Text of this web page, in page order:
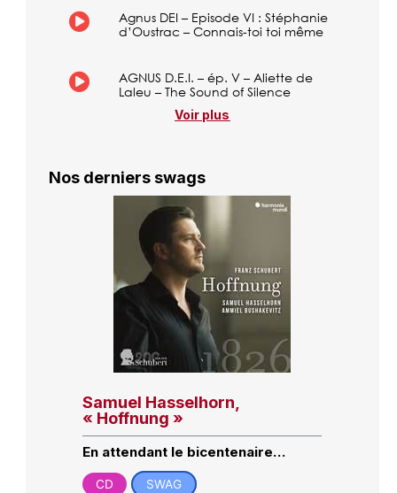
Agnus DEI – Episode VI : Stéphanie
d’Oustrac – Connais-toi toi même
AGNUS D.E.I. – ép. V – Aliette de
Laleu – The Sound of Silence
Voir plus
Nos derniers swags
Samuel Hasselhorn,
« Hoffnung »
En attendant le bicentenaire…
CD SWAG